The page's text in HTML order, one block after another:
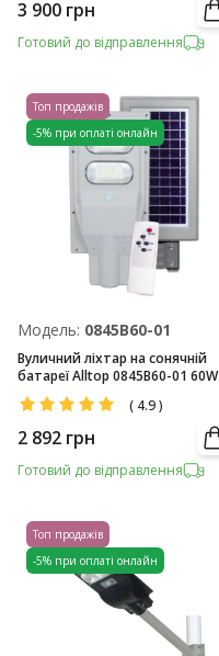
3 900 грн
Готовий до відправлення
Топ продажів
-5% при оплаті онлайн
Модель: 0845B60-01
Вуличний ліхтар на сонячній
батареї Alltop 0845B60-01 60W
( 4.9)
2 892 грн
Готовий до відправлення
Топ продажів
-5% при оплаті онлайн